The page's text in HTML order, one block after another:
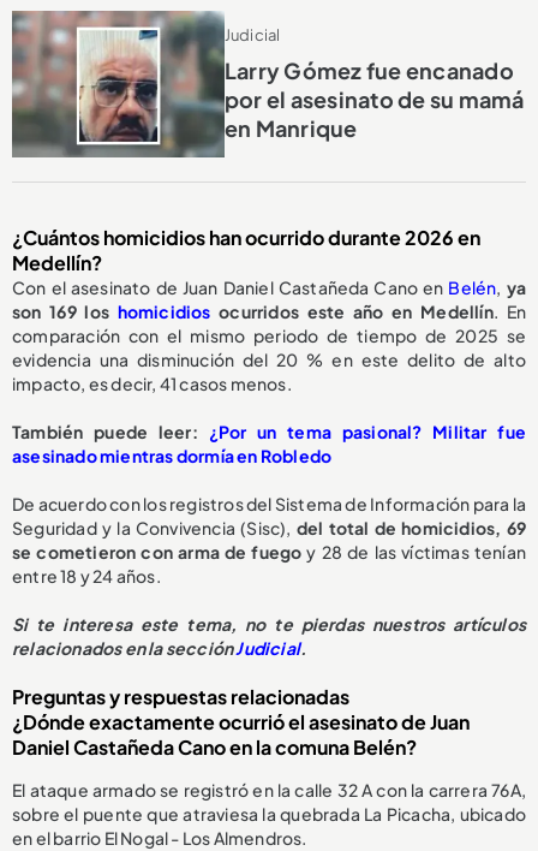
Judicial
Larry Gómez fue encanado
por el asesinato de su mamá
en Manrique
¿Cuántos homicidios han ocurrido durante 2026 en
Medellín?
Con el asesinato de Juan Daniel Castañeda Cano en Belén, ya
son 169 los homicidios ocurridos este año en Medellín. En
comparación con el mismo periodo de tiempo de 2025 se
evidencia una disminución del 20 % en este delito de alto
impacto, es decir, 41 casos menos.
También puede leer: ¿Por un tema pasional? Militar fue
asesinado mientras dormía en Robledo
De acuerdo con los registros del Sistema de Información para la
Seguridad y la Convivencia (Sisc), del total de homicidios, 69
se cometieron con arma de fuego y 28 de las víctimas tenían
entre 18 y 24 años.
Si te interesa este tema, no te pierdas nuestros artículos
relacionados en la secciónJudicial.
Preguntas y respuestas relacionadas
¿Dónde exactamente ocurrió el asesinato de Juan
Daniel Castañeda Cano en la comuna Belén?
El ataque armado se registró en la calle 32 A con la carrera 76A,
sobre el puente que atraviesa la quebrada La Picacha, ubicado
en el barrio El Nogal - Los Almendros.